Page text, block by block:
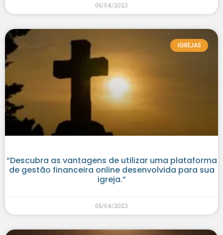
06/04/2023
IGREJAS
“Descubra as vantagens de utilizar uma plataforma
de gestão financeira online desenvolvida para sua
igreja.”
06/04/2023